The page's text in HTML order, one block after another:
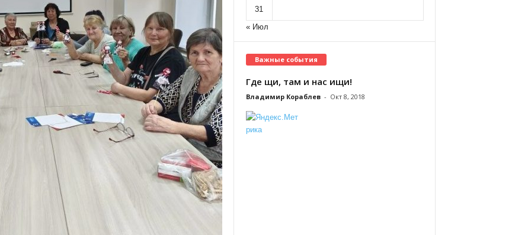
31
« Июл
Важные события
Где щи, там и нас ищи!
Владимир Кораблев - Окт 8, 2018